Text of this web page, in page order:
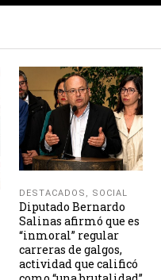
DESTACADOS , SOCIAL
Diputado Bernardo
Salinas afirmó que es
“inmoral” regular
carreras de galgos,
actividad que calificó